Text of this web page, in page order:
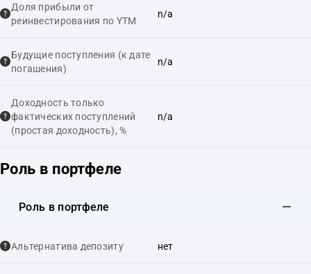
Доля прибыли от
реинвестирования по YTM
n/a
Будущие поступления (к дате
погашения)
n/a
Доходность только
фактических поступлений
(простая доходность), %
n/a
Роль в портфеле
Роль в портфеле
Альтернатива депозиту нет